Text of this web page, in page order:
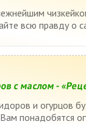
всю правду о
с маслом -
и огурцов
понадобятся